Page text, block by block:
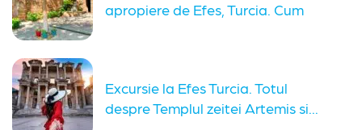
apropiere de Efes, Turcia. Cum
Excursie la Efes Turcia. Totul
despre Templul zeitei Artemis si...